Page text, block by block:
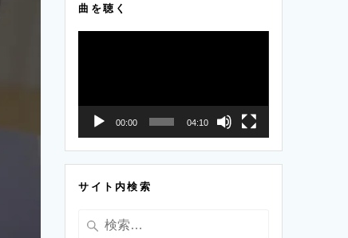
曲を聴く
ー
00:00 04:10
サイト内検索
検